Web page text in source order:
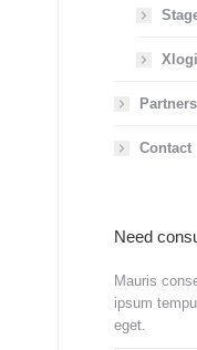
Partners
Contact
Need
Mauris
ipsum
eget.